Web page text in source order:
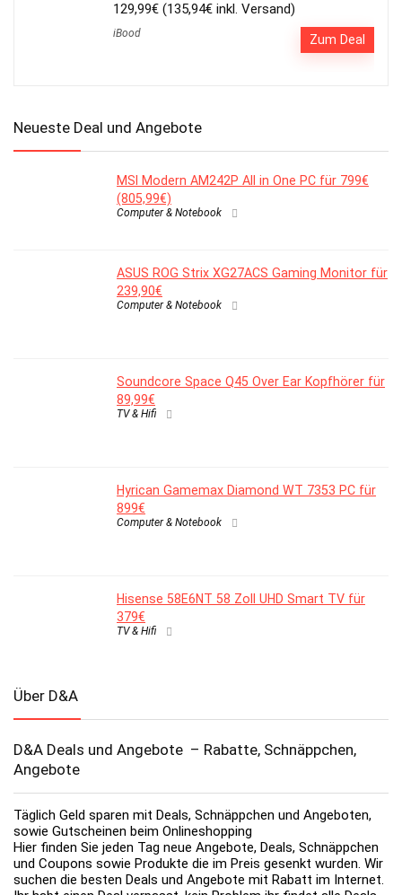
129,99€ (135,94€ inkl. Versand)
iBood Zum Deal
Neueste Deal und Angebote
MSI Modern AM242P All in One PC für 799€
(805,99€)
Computer & Notebook
ASUS ROG Strix XG27ACS Gaming Monitor für
239,90€
Computer & Notebook
Soundcore Space Q45 Over Ear Kopfhörer für
89,99€
TV & Hifi
Hyrican Gamemax Diamond WT 7353 PC für
899€
Computer & Notebook
Hisense 58E6NT 58 Zoll UHD Smart TV für
379€
TV & Hifi
Über D&A
D&A Deals und Angebote – Rabatte, Schnäppchen,
Angebote
Täglich Geld sparen mit Deals, Schnäppchen und Angeboten,
sowie Gutscheinen beim Onlineshopping
Hier finden Sie jeden Tag neue Angebote, Deals, Schnäppchen
und Coupons sowie Produkte die im Preis gesenkt wurden. Wir
suchen die besten Deals und Angebote mit Rabatt im Internet.